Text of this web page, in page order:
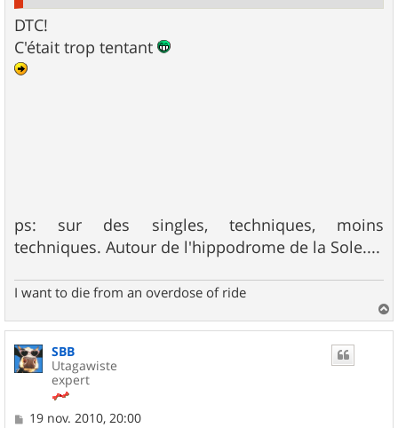
DTC!
C'était trop tentant
ps: sur des singles, techniques, moins
techniques. Autour de l'hippodrome de la Sole....
I want to die from an overdose of ride
a
SBB
Utagawiste
expert
M19 nov. 2010, 20:00